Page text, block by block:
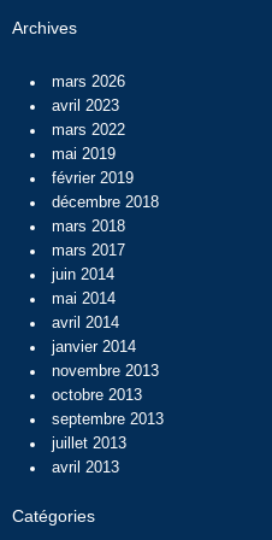
Archives
mars 2026
avril 2023
mars 2022
mai 2019
février 2019
décembre 2018
mars 2018
mars 2017
juin 2014
mai 2014
avril 2014
janvier 2014
novembre 2013
octobre 2013
septembre 2013
juillet 2013
avril 2013
Catégories